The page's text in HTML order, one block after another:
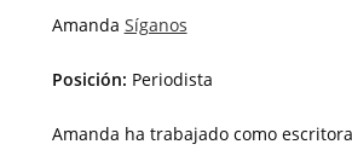
Amanda Síganos
Posición: Periodista
Amanda ha trabajado como